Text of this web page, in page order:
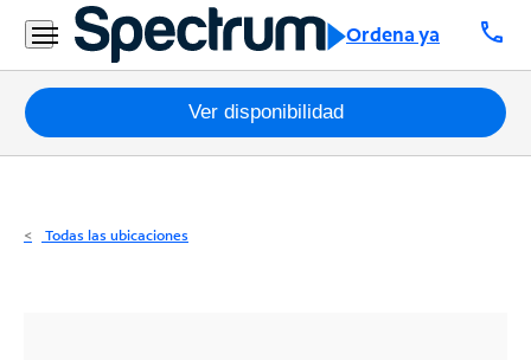
Ordena ya call
Residencial
Business
Paquetes
Internet
Ver disponibilidad
Todas las ubicaciones